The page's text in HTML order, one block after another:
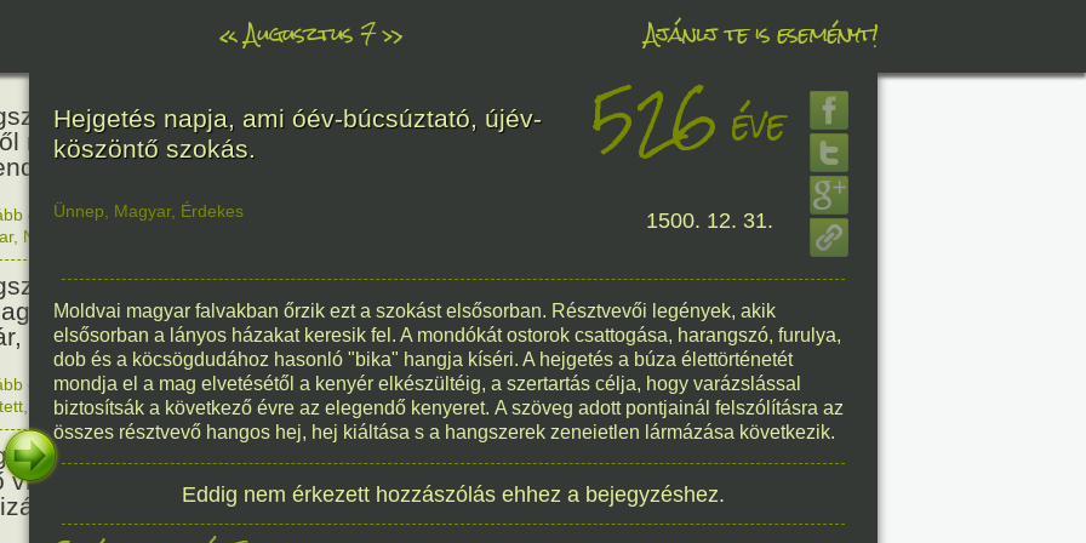
«Augusztus 7» Ajánlj te is eseményt!
Báthori Erzsébet,
rémséges és kegyetlen
éltek.
466éve
olvasom|Nincs hozzászólás, szólj hozzá!
, Nő
Kondor Gusztáv
matematikus, egyetemi
akadémikus.
201éve
olvasom|Nincs hozzászólás, szólj hozzá!
Technika,Magyar 1825. 08. 07.
Mata Hari, a híres
világháborús táncosnő,
és kém.
150éve
Hejgetés napja, ami óév-búcsúztató, újév-
köszöntő szokás.
526 éve
Ünnep Magyar, Érdekes 1500. 12. 31.
Moldvai magyar falvakban őrzik ezt a szokást elsősorban. Résztvevői legények, akik
elsősorban a lányos házakat keresik fel. A mondókát ostorok csattogása, harangszó, furulya,
dob és a köcsögdudához hasonló "bika" hangja kíséri. A hejgetés a búza élettörténetét
mondja el a mag elvetésétől a kenyér elkészültéig, a szertartás célja, hogy varázslással
biztosítsák a következő évre az elegendő kenyeret. A szöveg adott pontjainál felszólításra az
összes résztvevő hangos hej, hej kiáltása s a hangszerek zeneietlen lármázása következik.
Eddig nem érkezett hozzászólás ehhez a bejegyzéshez.